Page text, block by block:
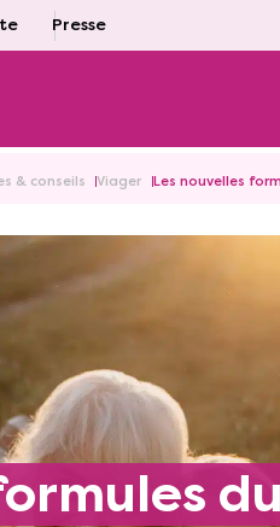
Presse
& conseils Viager Les nouvelles